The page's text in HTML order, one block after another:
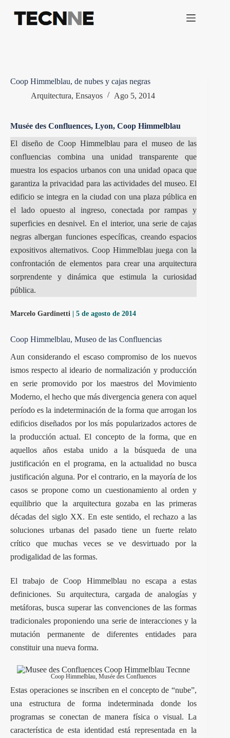
contenido
Coop Himmelblau, de nubes y cajas negras
Arquitectura, Ensayos Ago 5, 2014
Musée des Confluences, Lyon, Coop Himmelblau
El diseño de Coop Himmelblau para el museo de las
confluencias combina una unidad transparente que
muestra los espacios urbanos con una unidad opaca que
garantiza la privacidad para las actividades del museo. El
edificio se integra en la ciudad con una plaza pública en
el lado opuesto al ingreso, conectada por rampas y
superficies en desnivel. En el interior, una serie de cajas
negras albergan funciones específicas, creando espacios
expositivos alternativos. Coop Himmelblau juega con la
confrontación de elementos para crear una arquitectura
sorprendente y dinámica que estimula la curiosidad
pública.
Marcelo Gardinetti | 5 de agosto de 2014
Coop Himmelblau, Museo de las Confluencias
Aun considerando el escaso compromiso de los nuevos
ismos respecto al ideario de normalización y producción
en serie promovido por los maestros del Movimiento
Moderno, el hecho que más divergencia genera con aquel
período es la indeterminación de la forma que arrogan los
edificios diseñados por los más popularizados actores de
la producción actual. El concepto de la forma, que en
aquellos años estaba unido a la búsqueda de una
justificación en el programa, en la actualidad no busca
justificación alguna. Por el contrario, en la mayoría de los
casos se propone como un cuestionamiento al orden y
equilibrio que la arquitectura gozaba en las primeras
décadas del siglo XX. En este sentido, el rechazo a las
soluciones urbanas del pasado tiene un fuerte relato
crítico que muchas veces se ve desvirtuado por la
prodigalidad de las formas.
El trabajo de Coop Himmelblau no escapa a estas
definiciones. Su arquitectura, cargada de analogías y
metáforas, busca superar las convenciones de las formas
tradicionales proponiendo una serie de interacciones y la
mutación permanente de diferentes entidades para
constituir una nueva forma.
Coop Himmelblau, Musée des Confluences
Estas operaciones se inscriben en el concepto de “nube”,
una estructura de forma indeterminada donde los
programas se conectan de manera física o visual. La
característica de esta identidad está representada en la